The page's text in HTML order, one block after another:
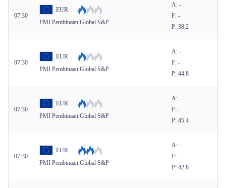
07:30
EUR
PMI Pembinaan Global S&P
A: -
F: -
P: 38.2
07:30
EUR
PMI Pembinaan Global S&P
A: -
F: -
P: 44.8
07:30
EUR
PMI Pembinaan Global S&P
A: -
F: -
P: 45.4
07:30
EUR
PMI Pembinaan Global S&P
A: -
F: -
P: 42.8